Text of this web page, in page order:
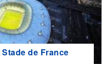
de France